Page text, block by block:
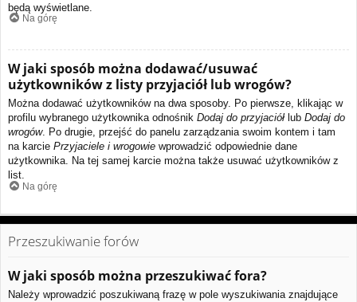
będą wyświetlane.
Na górę
W jaki sposób można dodawać/usuwać
użytkowników z listy przyjaciół lub wrogów?
Można dodawać użytkowników na dwa sposoby. Po pierwsze, klikając w
profilu wybranego użytkownika odnośnik Dodaj do przyjaciółlub Dodaj do
wrogów. Po drugie, przejść do panelu zarządzania swoim kontem i tam
na karcie Przyjaciele i wrogowie wprowadzić odpowiednie dane
użytkownika. Na tej samej karcie można także usuwać użytkowników z
list.
Na górę
Przeszukiwanie forów
W jaki sposób można przeszukiwać fora?
Należy wprowadzić poszukiwaną frazę w pole wyszukiwania znajdujące